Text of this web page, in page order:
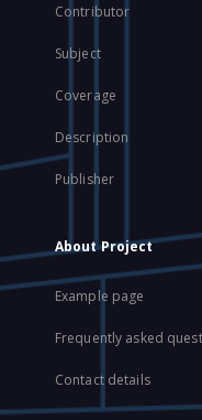
Contributor
Subject
Coverage
Description
Publisher
About Project
Example page
Frequently asked
Contact details